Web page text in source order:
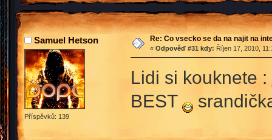
Samuel Hetson
Příspěvků: 139
Re: Co vsecko se da na najit na
« Odpověď #31 kdy: Říjen 17, 2010,
Lidi si kouknete :
BEST